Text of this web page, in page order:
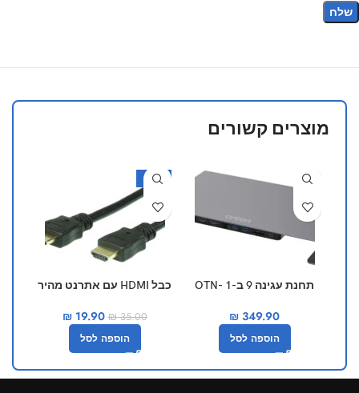
מוצרים קשורים
חדש
תחנת עגינה 9 ב-1 OTN-
₪ 349.90
הוספה לסל
-43%
כבל HDMI עם אתרנט מהיר
₪35.00
₪19.90
הוספה לסל